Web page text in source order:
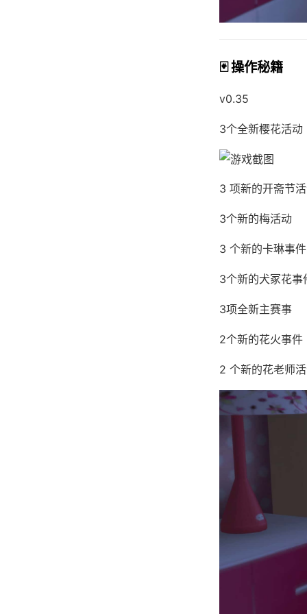
🃏 操作秘籍
v0.35
3个全新樱花活动
3 项新的开斋节
3个新的梅活动
3 个新的卡琳事件
3个新的犬冢花事
3项全新主赛事
2个新的花火事件
2 个新的花老师